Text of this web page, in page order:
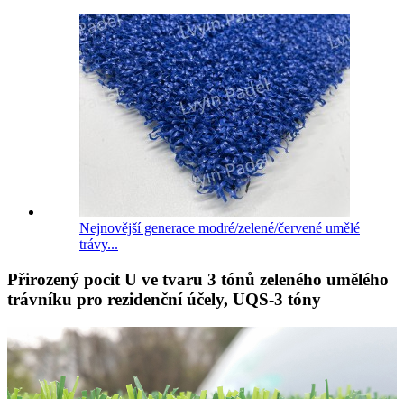
Nejnovější generace modré/zelené/červené umělé
trávy...
Přirozený pocit U ve tvaru 3 tónů zeleného umělého
trávníku pro rezidenční účely, UQS-3 tóny